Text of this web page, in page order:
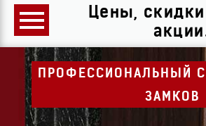
Цены,
ПРОФЕССИОНАЛЬНЫЙ
ЗАМКОВ